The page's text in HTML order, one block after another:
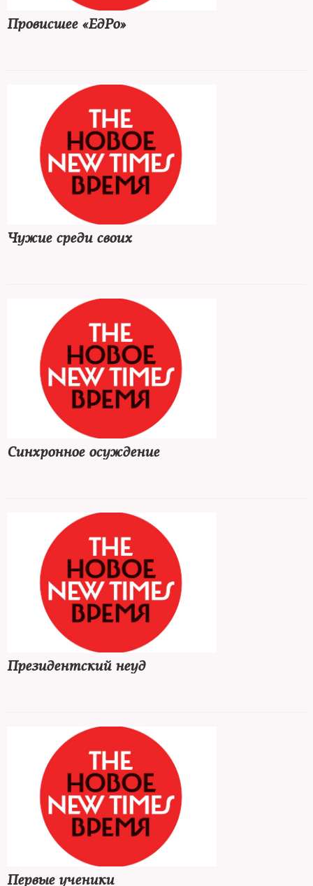
Провисшее «ЕдРо»
Чужие среди своих
Синхронное осуждение
Президентский неуд
Первые ученики